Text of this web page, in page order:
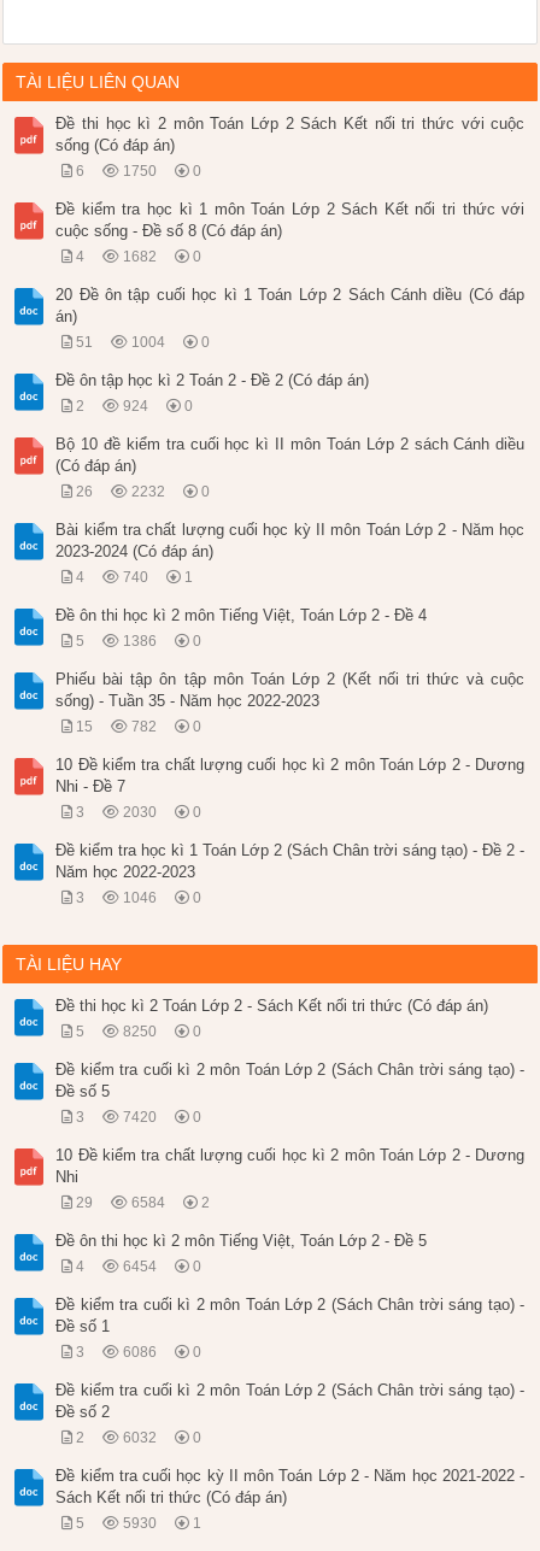
TÀI LIỆU LIÊN QUAN
Đề thi học kì 2 môn Toán Lớp 2 Sách Kết nối tri thức với cuộc
sống (Có đáp án)
6 1750 0
Đề kiểm tra học kì 1 môn Toán Lớp 2 Sách Kết nối tri thức với
cuộc sống - Đề số 8 (Có đáp án)
4 1682 0
20 Đề ôn tập cuối học kì 1 Toán Lớp 2 Sách Cánh diều (Có đáp
án)
51 1004 0
Đề ôn tập học kì 2 Toán 2 - Đề 2 (Có đáp án)
2 924 0
Bộ 10 đề kiểm tra cuối học kì II môn Toán Lớp 2 sách Cánh diều
(Có đáp án)
26 2232 0
Bài kiểm tra chất lượng cuối học kỳ II môn Toán Lớp 2 - Năm học
2023-2024 (Có đáp án)
4 740 1
Đề ôn thi học kì 2 môn Tiếng Việt, Toán Lớp 2 - Đề 4
5 1386 0
Phiếu bài tập ôn tập môn Toán Lớp 2 (Kết nối tri thức và cuộc
sống) - Tuần 35 - Năm học 2022-2023
15 782 0
10 Đề kiểm tra chất lượng cuối học kì 2 môn Toán Lớp 2 - Dương
Nhi - Đề 7
3 2030 0
Đề kiểm tra học kì 1 Toán Lớp 2 (Sách Chân trời sáng tạo) - Đề 2 -
Năm học 2022-2023
3 1046 0
TÀI LIỆU HAY
Đề thi học kì 2 Toán Lớp 2 - Sách Kết nối tri thức (Có đáp án)
5 8250 0
Đề kiểm tra cuối kì 2 môn Toán Lớp 2 (Sách Chân trời sáng tạo) -
Đề số 5
3 7420 0
10 Đề kiểm tra chất lượng cuối học kì 2 môn Toán Lớp 2 - Dương
Nhi
29 6584 2
Đề ôn thi học kì 2 môn Tiếng Việt, Toán Lớp 2 - Đề 5
4 6454 0
Đề kiểm tra cuối kì 2 môn Toán Lớp 2 (Sách Chân trời sáng tạo) -
Đề số 1
3 6086 0
Đề kiểm tra cuối kì 2 môn Toán Lớp 2 (Sách Chân trời sáng tạo) -
Đề số 2
2 6032 0
Đề kiểm tra cuối học kỳ II môn Toán Lớp 2 - Năm học 2021-2022 -
Sách Kết nối tri thức (Có đáp án)
5 5930 1